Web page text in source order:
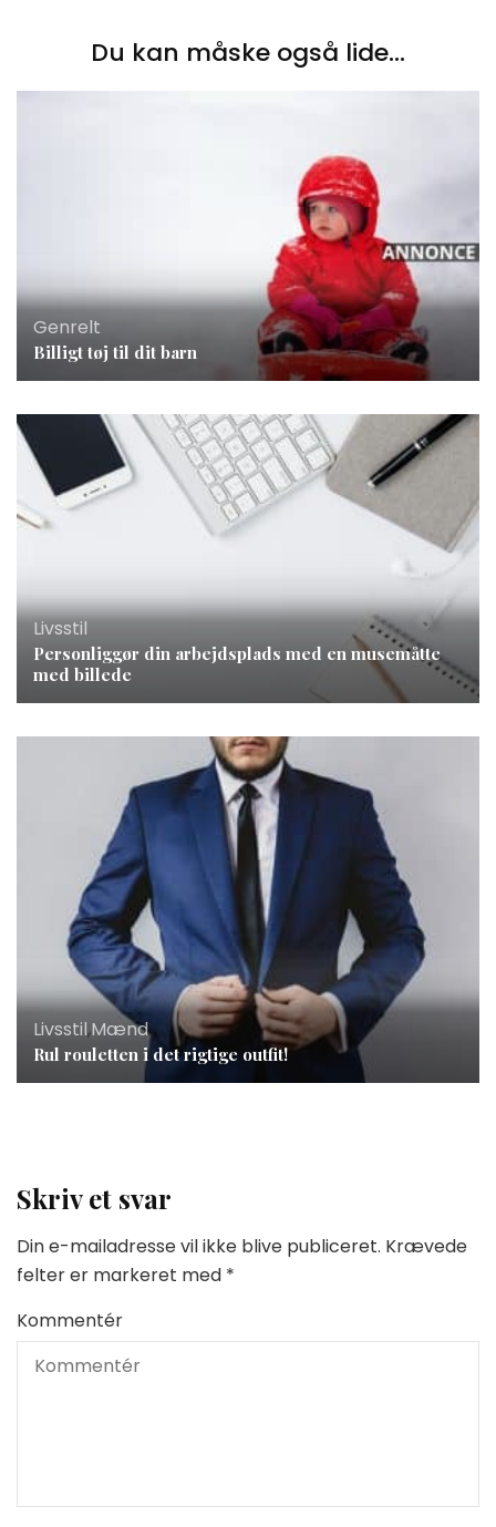
Du kan måske også lide...
Genrelt
Billigt tøj til dit barn
Livsstil
Personliggør din arbejdsplads med en musemåtte
med billede
Livsstil,Mænd
Rul rouletten i det rigtige outfit!
Skriv et svar
Din e-mailadresse vil ikke blive publiceret. Krævede
felter er markeret med *
Kommentér